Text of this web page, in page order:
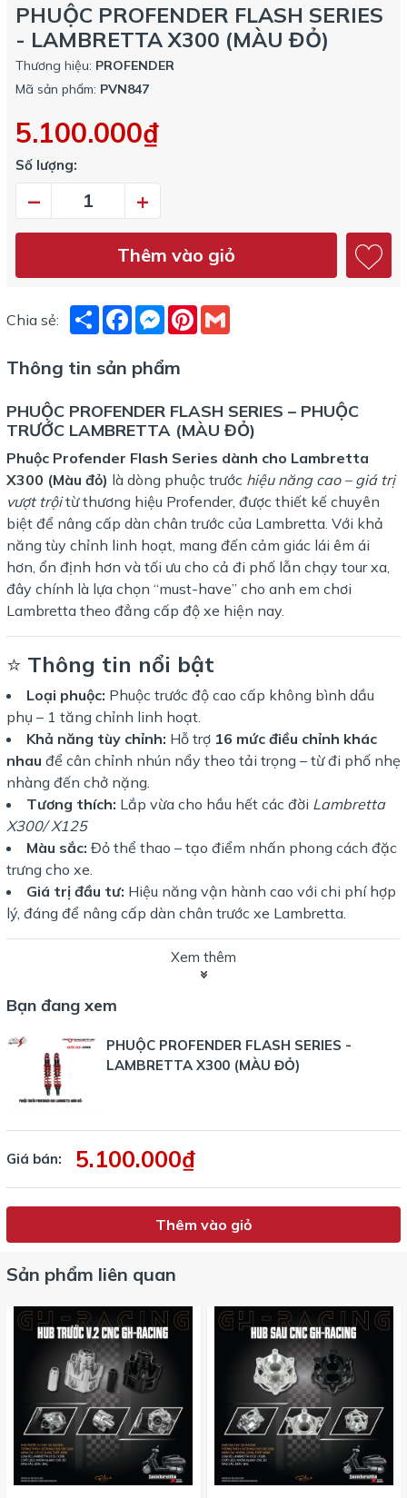
PHUỘC PROFENDER FLASH SERIES
- LAMBRETTA X300 (MÀU ĐỎ)
Thương hiệu: PROFENDER
Mã sản phẩm: PVN847
5.100.000₫
Số lượng:
– +
Thêm vào giỏ
Chia sẻ: ShareFacebookMessenger
Pinterest
Thông tin sản phẩm
PHUỘC PROFENDER FLASH SERIES – PHUỘC
TRƯỚC LAMBRETTA (MÀU ĐỎ)
Phuộc Profender Flash Series dành cho Lambretta
X300 (Màu đỏ) là dòng phuộc trước hiệu năng cao – giá trị
vượt trộitừ thương hiệu Profender, được thiết kế chuyên
biệt để nâng cấp dàn chân trước của Lambretta. Với khả
năng tùy chỉnh linh hoạt, mang đến cảm giác lái êm ái
hơn, ổn định hơn và tối ưu cho cả đi phố lẫn chạy tour xa,
đây chính là lựa chọn “must-have” cho anh em chơi
Lambretta theo đẳng cấp độ xe hiện nay.
⭐ Thông tin nổi bật
Loại phuộc: Phuộc trước độ cao cấp không bình dầu
phụ – 1 tăng chỉnh linh hoạt.
Khả năng tùy chỉnh: Hỗ trợ 16 mức điều chỉnh khác
nhau để cân chỉnh nhún nẩy theo tải trọng – từ đi phố nhẹ
nhàng đến chở nặng.
Tương thích: Lắp vừa cho hầu hết các đời Lambretta
X300/X125
Màu sắc: Đỏ thể thao – tạo điểm nhấn phong cách đặc
trưng cho xe.
Giá trị đầu tư: Hiệu năng vận hành cao với chi phí hợp
lý, đáng để nâng cấp dàn chân trước xe Lambretta.
trong đô thị lẫn trên đường gồ ghề.
✔Giảm rung lắc
, cải thiện khả năng bám đường, giúp vào
cua tự tin hơn.
✔ Thiết kế
– tăng nét cá tính cho xe
Lambretta X300.
Xem thêm
Bạn đang xem
PHUỘC PROFENDER FLASH SERIES -
LAMBRETTA X300 (MÀU ĐỎ)
Giá bán: 5.100.000₫
Thêm vào giỏ
Sản phẩm liên quan